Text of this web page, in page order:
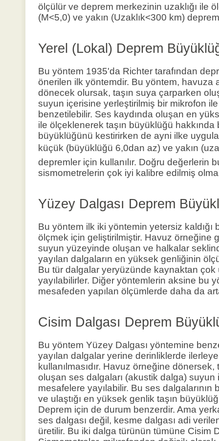
ölçülür ve deprem merkezinin uzaklığı ile
(M<5,0) ve yakın (Uzaklık<300 km)
Yerel (Lokal) Deprem
Bu yöntem 1935'da Richter tarafından
önerilen ilk yöntemdir. Bu yöntem, havuza
dönecek olursak, taşın suya çarparken
suyun içerisine yerleştirilmiş bir mikrofon
benzetilebilir. Ses kaydında oluşan en
ile ölçeklenerek taşın büyüklüğü
büyüklüğünü kestirirken de ayni ilke
küçük (büyüklüğü 6,0dan az) ve yakın
depremler için kullanılır. Doğru değerlerin
sismometrelerin çok iyi kalibre edilmiş
Yüzey Dalgası Deprem
Bu yöntem ilk iki yöntemin yetersiz kaldığı
ölçmek için geliştirilmiştir. Havuz örneğine
suyun yüzeyinde oluşan ve halkalar
yayılan dalgaların en yüksek genliğinin
Bu tür dalgalar yeryüzünde kaynaktan çok
yayılabilirler. Diğer yöntemlerin aksine bu
mesafeden yapılan ölçümlerde daha da
Cisim Dalgası Deprem
Bu yöntem Yüzey Dalgası yöntemine
yayılan dalgalar yerine derinliklerde
kullanılmasıdır. Havuz örneğine dönersek,
oluşan ses dalgaları (akustik dalga) suyun
mesafelere yayılabilir. Bu ses
ve ulaştığı en yüksek genlik taşın
Deprem için de durum benzerdir. Ama
ses dalgası değil, kesme dalgası adi
üretilir. Bu iki dalga türünün tümüne Cisim